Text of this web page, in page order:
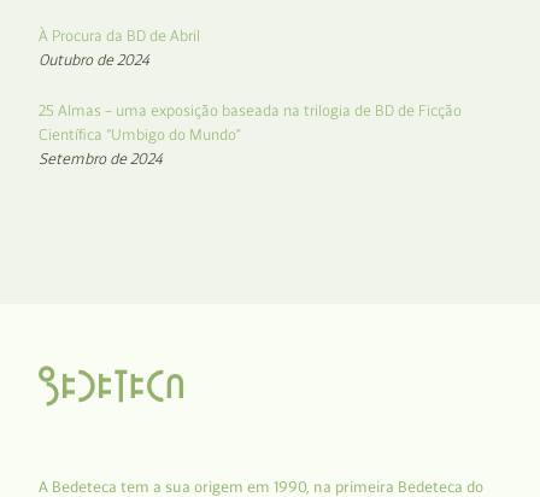
À Procura da BD de Abril
Outubro de 2024
25 Almas – uma exposição baseada na trilogia de BD de Ficção
Científica “Umbigo do Mundo”
Setembro de 2024
A Bedeteca tem a sua origem em 1990, na primeira Bedeteca do